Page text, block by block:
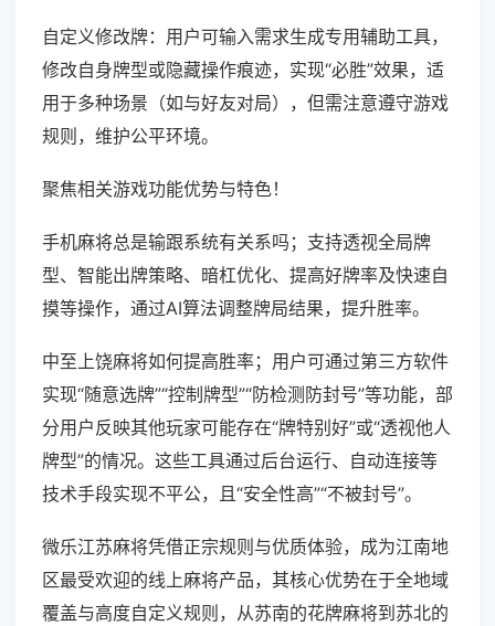
自定义修改牌：用户可输入需求生成专用辅助工具，
修改自身牌型或隐藏操作痕迹，实现“必胜”效果，适
用于多种场景（如与好友对局），但需注意遵守游戏
规则，维护公平环境。
聚焦相关游戏功能优势与特色！
手机麻将总是输跟系统有关系吗；支持透视全局牌
型、智能出牌策略、暗杠优化、提高好牌率及快速自
摸等操作，通过AI算法调整牌局结果，提升胜率。
中至上饶麻将如何提高胜率；用户可通过第三方软件
实现“随意选牌”“控制牌型”“防检测防封号”等功能，部
分用户反映其他玩家可能存在“牌特别好”或“透视他人
牌型”的情况。这些工具通过后台运行、自动连接等
技术手段实现不平公，且“安全性高”“不被封号”。
微乐江苏麻将凭借正宗规则与优质体验，成为江南地
区最受欢迎的线上麻将产品，其核心优势在于全地域
覆盖与高度自定义规则，从苏南的花牌麻将到苏北的